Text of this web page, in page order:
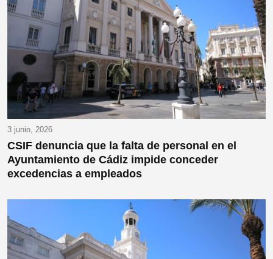
3 junio, 2026
CSIF denuncia que la falta de personal en el
Ayuntamiento de Cádiz impide conceder
excedencias a empleados